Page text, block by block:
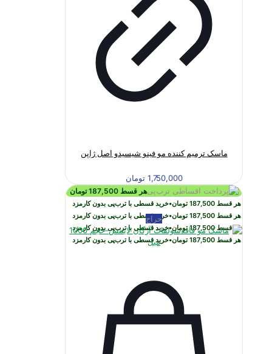
ماسک ترمیم کننده مو فینو شیسیدو اصل ژاپن
1,750,000 تومان
هر قسط187,500 تومان
هر قسط 187,500 تومان•خرید قسطی با ترب‌پی بدون کارمزد
هر قسط 187,500 تومان•خرید قسطی با ترب‌پی بدون کارمزد
هر قسط187,500 تومان•خرید قسطی با ترب‌پی بدون کارمزد
هر قسط 187,500 تومان•خرید قسطی با ترب‌پی بدون کارمزد
حراج